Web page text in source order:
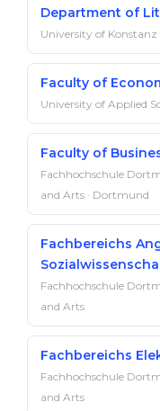
Department of
University of Konstanz
Faculty of
University of Applied
Faculty of
Fachhochschule
and Arts · Dortmund
Fachbereichs
Fachhochschule
and Arts
Fachbereichs
Fachhochschule
and Arts